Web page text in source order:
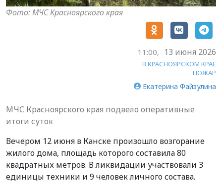
Фото: МЧС Красноярского края
11:00, 13 июня 2026
В КРАСНОЯРСКОМ КРАЕ
ПОЖАР
Екатерина Файзулина
МЧС Красноярского края подвело оперативные
итоги суток
Вечером 12 июня в Канске произошло возгорание
жилого дома, площадь которого составила 80
квадратных метров. В ликвидации участвовали 3
единицы техники и 9 человек личного состава.